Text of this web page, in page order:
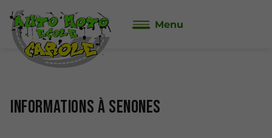
Menu
Informations à Senones